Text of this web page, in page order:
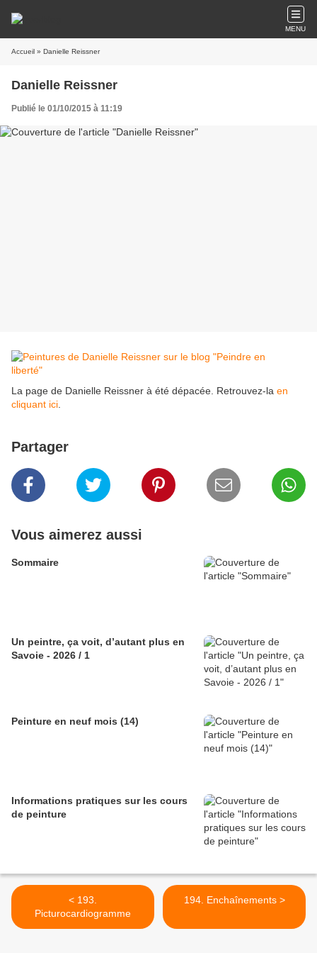
MENU
Accueil » Danielle Reissner
Danielle Reissner
Publié le 01/10/2015 à 11:19
La page de Danielle Reissner à été dépacée. Retrouvez-la en
cliquant ici
Partager
Vous aimerez aussi
Sommaire
Un peintre, ça voit, d’autant plus en
Savoie - 2026 / 1
Peinture en neuf mois (14)
Informations pratiques sur les cours
de peinture
< 193.
Picturocardiogramme
194. Enchaînements >